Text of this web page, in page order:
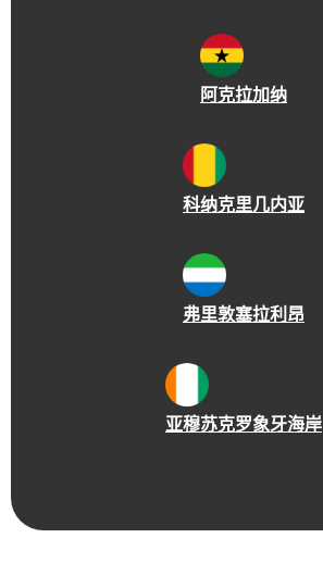
阿克拉加纳
科纳克里几内亚
弗里敦塞拉利昂
亚穆苏克罗象牙海岸